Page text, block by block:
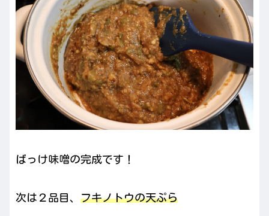
ばっけ味噌の完成です！
次は２品目、 フキノトウの天ぷら